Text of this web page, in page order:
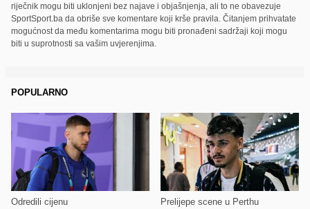
riječnik mogu biti uklonjeni bez najave i objašnjenja, ali to ne obavezuje
SportSport.ba da obriše sve komentare koji krše pravila. Čitanjem prihvatate
mogućnost da među komentarima mogu biti pronađeni sadržaji koji mogu
biti u suprotnosti sa vašim uvjerenjima.
POPULARNO
Odredili cijenu Prelijepe scene u Perthu